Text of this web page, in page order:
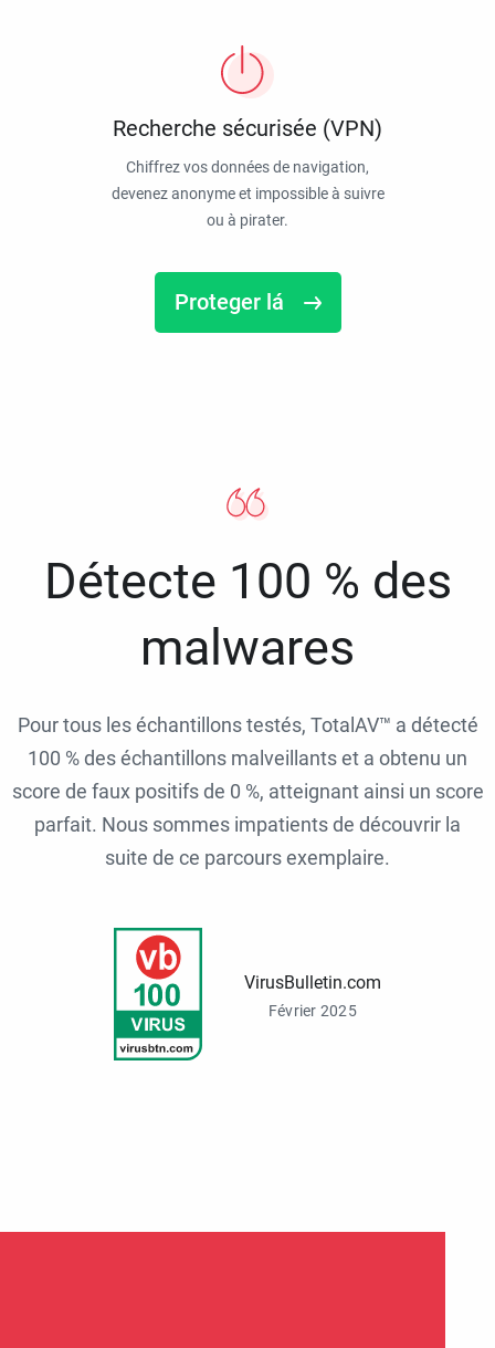
Recherche sécurisée (VPN)
Chiffrez vos données de navigation,
devenez anonyme et impossible à suivre
ou à pirater.
Proteger lá
Détecte 100 % des
malwares
Pour tous les échantillons testés, TotalAV™ a détecté
100 % des échantillons malveillants et a obtenu un
score de faux positifs de 0 %, atteignant ainsi un score
parfait. Nous sommes impatients de découvrir la
suite de ce parcours exemplaire.
VirusBulletin.com
Février 2025